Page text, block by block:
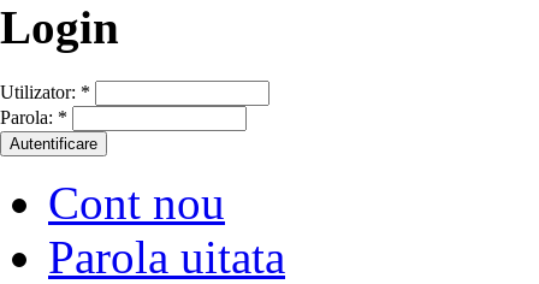
Login
Utilizator: *
Parola: *
Cont nou
Parola uitata